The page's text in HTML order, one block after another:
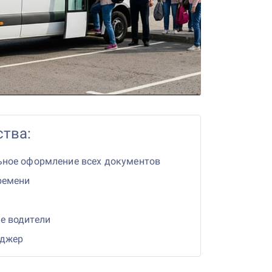
оформление всех документов
водители